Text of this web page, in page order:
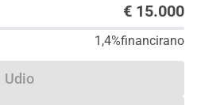
€ 15.000
1,4%financirano
Udio